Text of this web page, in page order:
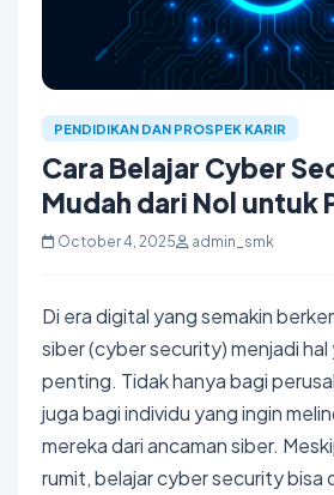
PENDIDIKAN DAN PROSPEK KARIR
Cara Belajar Cyber
Mudah dari Nol untuk
October 4, 2025 admin_smk
Di era digital yang semakin
siber (cyber security) menjadi
penting. Tidak hanya bagi
juga bagi individu yang ingin
mereka dari ancaman siber.
rumit, belajar cyber security bisa